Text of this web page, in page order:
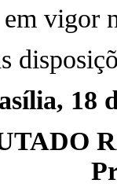
vigor
18